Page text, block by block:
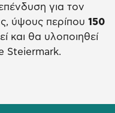
για τον
ύψους περίπου 150
και θα υλοποιηθεί
Steiermark.